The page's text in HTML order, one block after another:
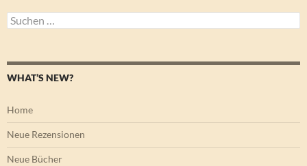
Suchen
nach:
WHAT’S NEW?
Home
Neue Rezensionen
Neue Bücher